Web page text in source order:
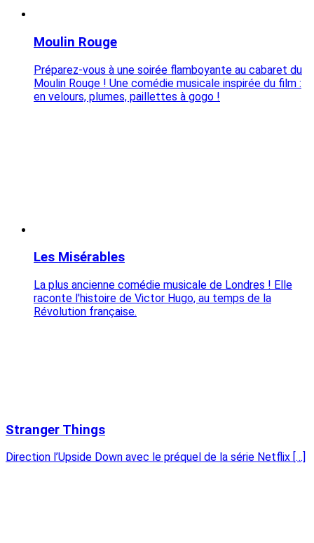
Moulin Rouge
Préparez-vous à une soirée flamboyante au cabaret du
Moulin Rouge ! Une comédie musicale inspirée du film :
en velours, plumes, paillettes à gogo !
Les Misérables
La plus ancienne comédie musicale de Londres ! Elle
raconte l'histoire de Victor Hugo, au temps de la
Révolution française.
Stranger Things
Direction l’Upside Down avec le préquel de la série Netflix […]